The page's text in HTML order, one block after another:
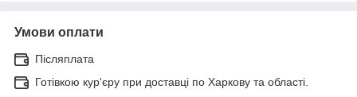
Умови оплати
Післяплата
Готівкою кур'єру при доставці по Харкову та області.